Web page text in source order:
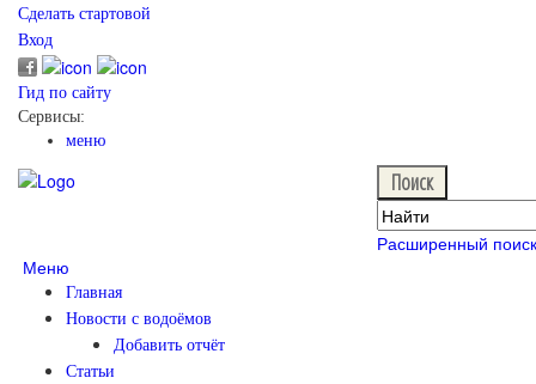
Сделать стартовой
Вход
Гид по сайту
Сервисы:
меню
Расширенный поиск
Меню
Главная
Новости с водоёмов
Добавить отчёт
Статьи